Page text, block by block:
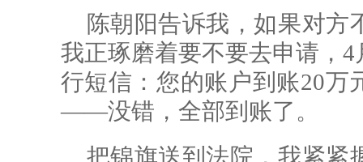
陈朝阳告诉我，如果对方
我正琢磨着要不要去申请，
行短信：您的账户到账20
——没错，全部到账了。
把锦旗送到法院，我紧紧